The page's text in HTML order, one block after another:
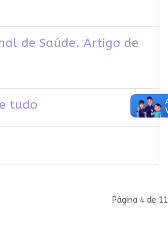
de Saúde. Artigo de
tudo
Página 4 de 11